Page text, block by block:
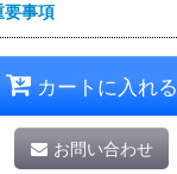
要事項
カートに入れる
お問い合わせ